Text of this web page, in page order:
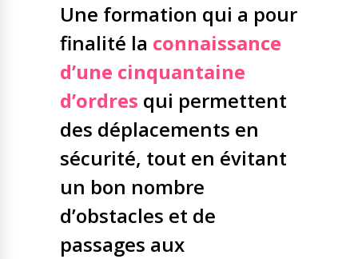
Une formation qui a pour
finalité la connaissance
d’une cinquantaine
d’ordres qui permettent
des déplacements en
sécurité, tout en évitant
un bon nombre
d’obstacles et de
passages aux